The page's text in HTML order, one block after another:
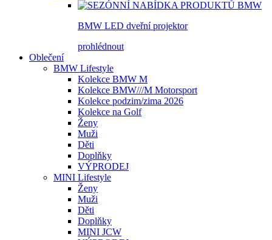
BMW LED dveřní projektor
prohlédnout
Oblečení
BMW Lifestyle
Kolekce BMW M
Kolekce BMW///M Motorsport
Kolekce podzim/zima 2026
Kolekce na Golf
Ženy
Muži
Děti
Doplňky
VÝPRODEJ
MINI Lifestyle
Ženy
Muži
Děti
Doplňky
MINI JCW